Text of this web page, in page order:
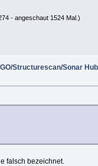
- angeschaut 1524 Mal.)
Structurescan/Sonar Hub
falsch bezeichnet.